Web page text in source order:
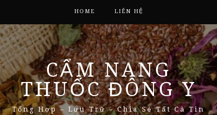
HOME LIÊN HỆ
CẨM NANG
THUỐC ĐÔNG Y
Tổng Hợp – Lưu Trữ – Chia Sẻ Tất Cả Tin